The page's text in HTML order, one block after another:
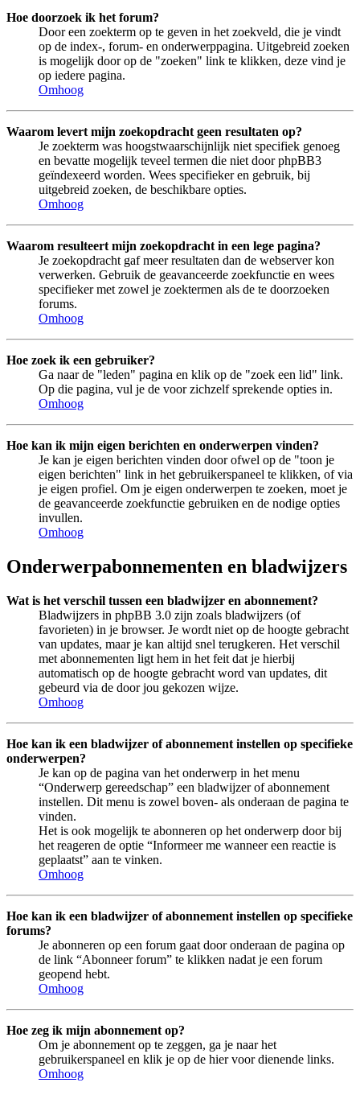
Hoe doorzoek ik het forum?
Door een zoekterm op te geven in het zoekveld, die je vindt
op de index-, forum- en onderwerppagina. Uitgebreid zoeken
is mogelijk door op de "zoeken" link te klikken, deze vind je
op iedere pagina.
Omhoog
Waarom levert mijn zoekopdracht geen resultaten op?
Je zoekterm was hoogstwaarschijnlijk niet specifiek genoeg
en bevatte mogelijk teveel termen die niet door phpBB3
geïndexeerd worden. Wees specifieker en gebruik, bij
uitgebreid zoeken, de beschikbare opties.
Omhoog
Waarom resulteert mijn zoekopdracht in een lege pagina?
Je zoekopdracht gaf meer resultaten dan de webserver kon
verwerken. Gebruik de geavanceerde zoekfunctie en wees
specifieker met zowel je zoektermen als de te doorzoeken
forums.
Omhoog
Hoe zoek ik een gebruiker?
Ga naar de "leden" pagina en klik op de "zoek een lid" link.
Op die pagina, vul je de voor zichzelf sprekende opties in.
Omhoog
Hoe kan ik mijn eigen berichten en onderwerpen vinden?
Je kan je eigen berichten vinden door ofwel op de "toon je
eigen berichten" link in het gebruikerspaneel te klikken, of via
je eigen profiel. Om je eigen onderwerpen te zoeken, moet je
de geavanceerde zoekfunctie gebruiken en de nodige opties
invullen.
Omhoog
Onderwerpabonnementen en bladwijzers
Wat is het verschil tussen een bladwijzer en abonnement?
Bladwijzers in phpBB 3.0 zijn zoals bladwijzers (of
favorieten) in je browser. Je wordt niet op de hoogte gebracht
van updates, maar je kan altijd snel terugkeren. Het verschil
met abonnementen ligt hem in het feit dat je hierbij
automatisch op de hoogte gebracht word van updates, dit
gebeurd via de door jou gekozen wijze.
Omhoog
Hoe kan ik een bladwijzer of abonnement instellen op specifieke
onderwerpen?
Je kan op de pagina van het onderwerp in het menu
“Onderwerp gereedschap” een bladwijzer of abonnement
instellen. Dit menu is zowel boven- als onderaan de pagina te
vinden.
Het is ook mogelijk te abonneren op het onderwerp door bij
het reageren de optie “Informeer me wanneer een reactie is
geplaatst” aan te vinken.
Omhoog
Hoe kan ik een bladwijzer of abonnement instellen op specifieke
forums?
Je abonneren op een forum gaat door onderaan de pagina op
de link “Abonneer forum” te klikken nadat je een forum
geopend hebt.
Omhoog
Hoe zeg ik mijn abonnement op?
Om je abonnement op te zeggen, ga je naar het
gebruikerspaneel en klik je op de hier voor dienende links.
Omhoog